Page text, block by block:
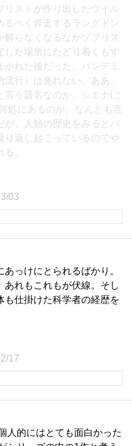
リストが作り出したウイル
るべく奔走するラングドン
解らなくなるなかゾブリス
した場所にたどり着くもす
れた後だった。パンデミ
行）は免れない。ああ、
言う題名なのか。シエナ(こ
処にあるのか。なんとも言
が、人類の歴史をみるとパ
り返し起こっているのでや
。
03
っけにとられるばかり。
あれもこれもが伏線。そし
も仕掛けた科学者の経歴を
17
人的にはとても面白かった